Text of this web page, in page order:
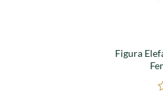
Figura